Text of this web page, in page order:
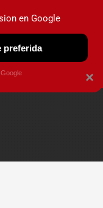
OBSERVATORIO
×
en Google
preferida